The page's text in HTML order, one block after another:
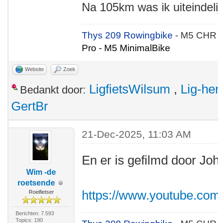
Na 105km was ik
Thys 209 Rowingbike- M5
Pro - M5 MinimalBike
Website Zoek
Bedankt door: LigfietsWilsum , Lig-
GertBr
Wim -de
roetsende
Roeifietser
Berichten: 7.593
Topics: 190
21-Dec-2025, 11:03 AM
En er is gefilmd door
https://